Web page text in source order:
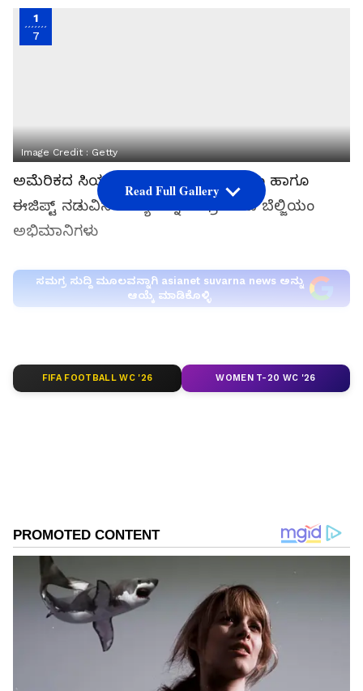
1
7
Image Credit :Getty
ಅಮೆರಿಕದ ಸಿಯಾಟ್ಟಲ್‌ನಲ್ಲಿ ನಡೆದ ಬೆಲ್ಜಿಯಂ ಹಾಗೂ
ಈಜಿಪ್ಟ್‌ ನಡುವಿನ ಪಂದ್ಯವನ್ನು ಸಂಭ್ರಮಿಸಿದ ಬೆಲ್ಜಿಯಂ
ಅಭಿಮಾನಿಗಳು
ಸಮಗ್ರ ಸುದ್ದಿ ಮೂಲವನ್ನಾಗಿ asianet suvarna news ಅನ್ನು
ಆಯ್ಕೆ ಮಾಡಿಕೊಳ್ಳಿ
2
Read Full Gallery
FIFA FOOTBALL WC '26 WOMEN T-20 WC '26